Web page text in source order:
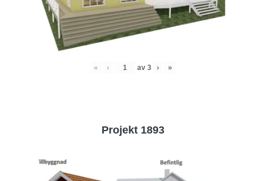
« ‹ av 3 › »
Projekt 1893